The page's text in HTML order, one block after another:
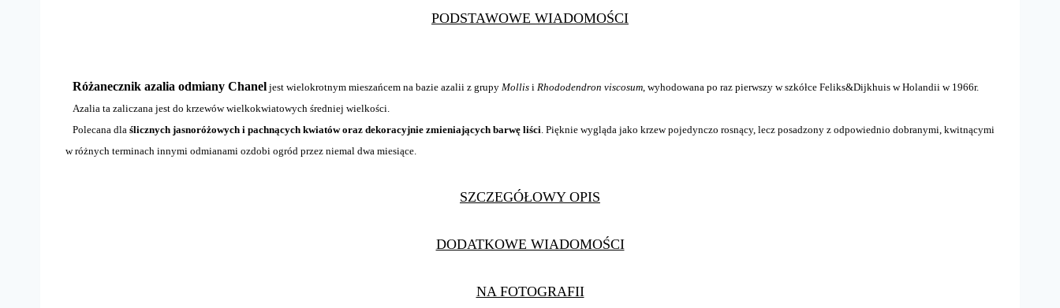
PODSTAWOWE WIADOMOŚCI
Różanecznik azalia odmiany Chanel jest wielokrotnym mieszańcem na bazie azalii z grupy Mollis i Rhododendron viscosum , wyhodowana po raz pierwszy w szkółce Feliks&Dijkhuis w Holandii w 1966r.
Azalia ta zaliczana jest do krzewów wielkokwiatowych średniej wielkości.
Polecana dla ślicznych jasnoróżowych i pachnących kwiatów oraz dekoracyjnie zmieniających barwę liści . Pięknie wygląda jako krzew pojedynczo rosnący, lecz posadzony z odpowiednio dobranymi, kwitnącymi
w różnych terminach innymi odmianami ozdobi ogród przez niemal dwa miesiące.
SZCZEGÓŁOWY OPIS
DODATKOWE WIADOMOŚCI
NA FOTOGRAFII